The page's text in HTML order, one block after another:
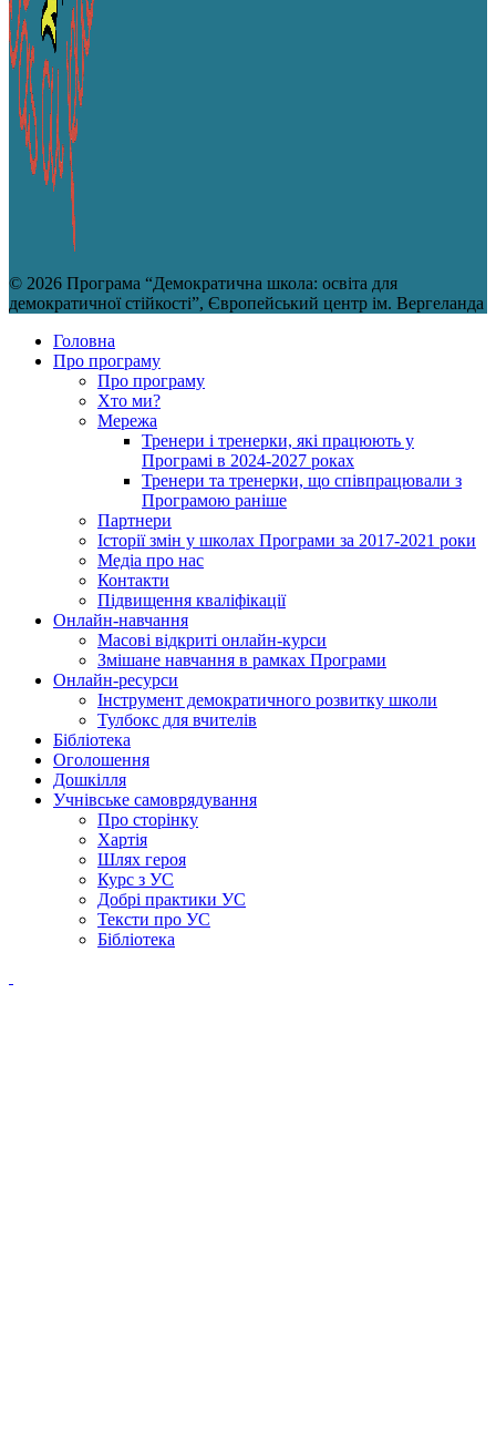
© 2026 Програма “Демократична школа: освіта для
демократичної стійкості”, Європейський центр ім. Вергеланда
Головна
Про програму
Про програму
Хто ми?
Мережа
Тренери і тренерки, які працюють у
Програмі в 2024-2027 роках
Тренери та тренерки, що співпрацювали з
Програмою раніше
Партнери
Історії змін у школах Програми за 2017-2021 роки
Медіа про нас
Контакти
Підвищення кваліфікації
Онлайн-навчання
Масові відкриті онлайн-курси
Змішане навчання в рамках Програми
Онлайн-ресурси
Інструмент демократичного розвитку школи
Тулбокс для вчителів
Бібліотека
Оголошення
Дошкілля
Учнівське самоврядування
Про сторінку
Хартія
Шлях героя
Курс з УС
Добрі практики УС
Тексти про УС
Бібліотека